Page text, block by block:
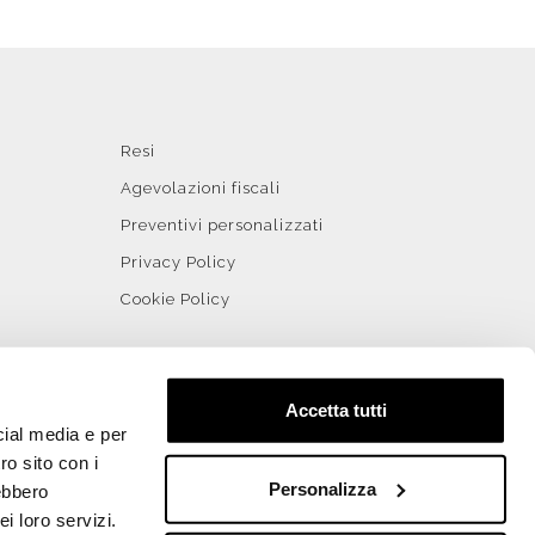
media e per
sito con i
loro servizi.
Accetta tutti
Personalizza
Resi
Agevolazioni fiscali
Preventivi personalizzati
Privacy Policy
Cookie Policy